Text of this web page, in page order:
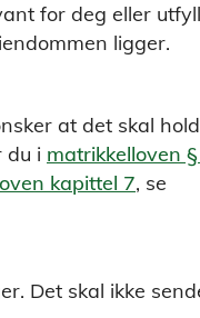
for deg eller
ligger.
at det skal
du i matrikkelloven
kapittel 7, se
Det skal ikke